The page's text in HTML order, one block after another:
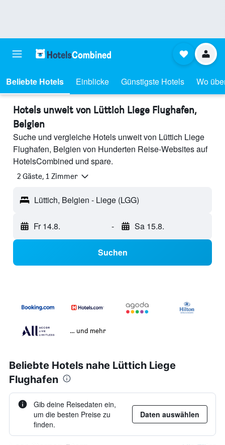
Beliebte Hotels Einblicke Günstigste Hotels Wo
Hotels unweit von Lüttich Liege Flughafen,
Belgien
Suche und vergleiche Hotels unweit von Lüttich Liege
Flughafen, Belgien von Hunderten Reise-Websites auf
HotelsCombined und spare.
2 Gäste, 1 Zimmer
Lüttich, Belgien - Liege (LGG)
Fr 14.8. - Sa 15.8.
Suchen
… und mehr
Beliebte Hotels nahe Lüttich Liege
Flughafen
Gib deine Reisedaten ein,
um die besten Preise zu
finden.
Daten auswählen